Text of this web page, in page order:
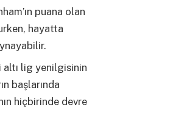
puana olan
hayatta
altı lig yenilgisinin
başlarında
hiçbirinde devre